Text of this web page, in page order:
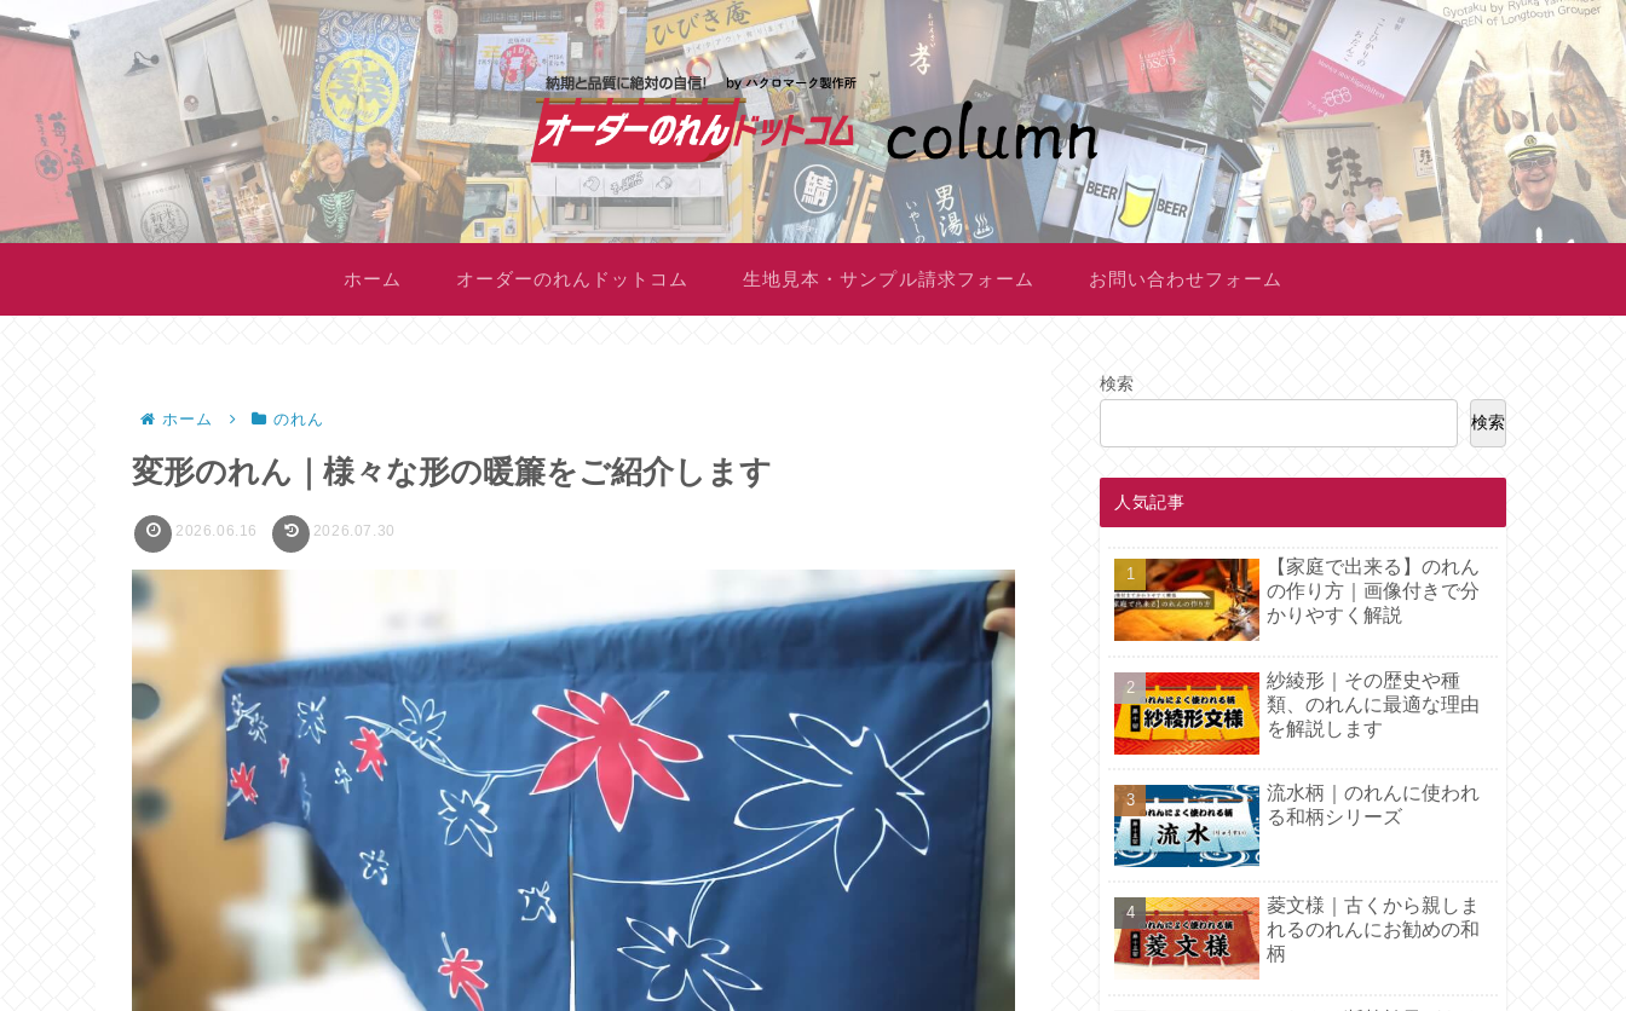
ホーム オーダーのれんドットコム 生地見本・サンプル請求フォーム お問い合わせフォーム
ホーム のれん
変形のれん｜様々な形の暖簾をご紹介します
2026.06.16 2026.07.30
検索
検索
人気記事
【家庭で出来る】のれん
の作り方｜画像付きで分
かりやすく解説
紗綾形｜その歴史や種
類、のれんに最適な理由
を解説します
流水柄｜のれんに使われ
る和柄シリーズ
菱文様｜古くから親しま
れるのれんにお勧めの和
柄